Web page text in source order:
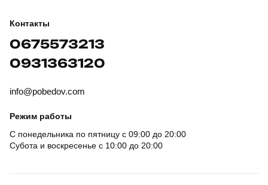
Контакты
0675573213
0931363120
info@pobedov.com
Режим работы
С понедельника по пятницу с 09:00 до 20:00
Субота и воскресенье с 10:00 до 20:00